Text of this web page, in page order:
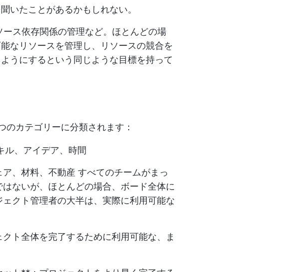
いたことがあるかもしれない。
ス依存関係の管理など。ほとんどの場
なリソースを管理し、リソースの競合を
うにするという同じような目標を持って
カテゴリーに分類されます：
ル、アイデア、時間
、 材料、不動産 すべてのチームがまっ
ないが、ほとんどの場合、ボード全体に
クト管理者の大半は、実際に利用可能な
ト全体を完了するために利用可能な、ま